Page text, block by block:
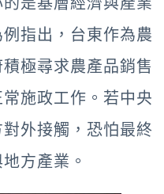
指出，台東作為農
極尋求農產品銷售
施政工作。若中央
外接觸，恐怕最終
方產業。